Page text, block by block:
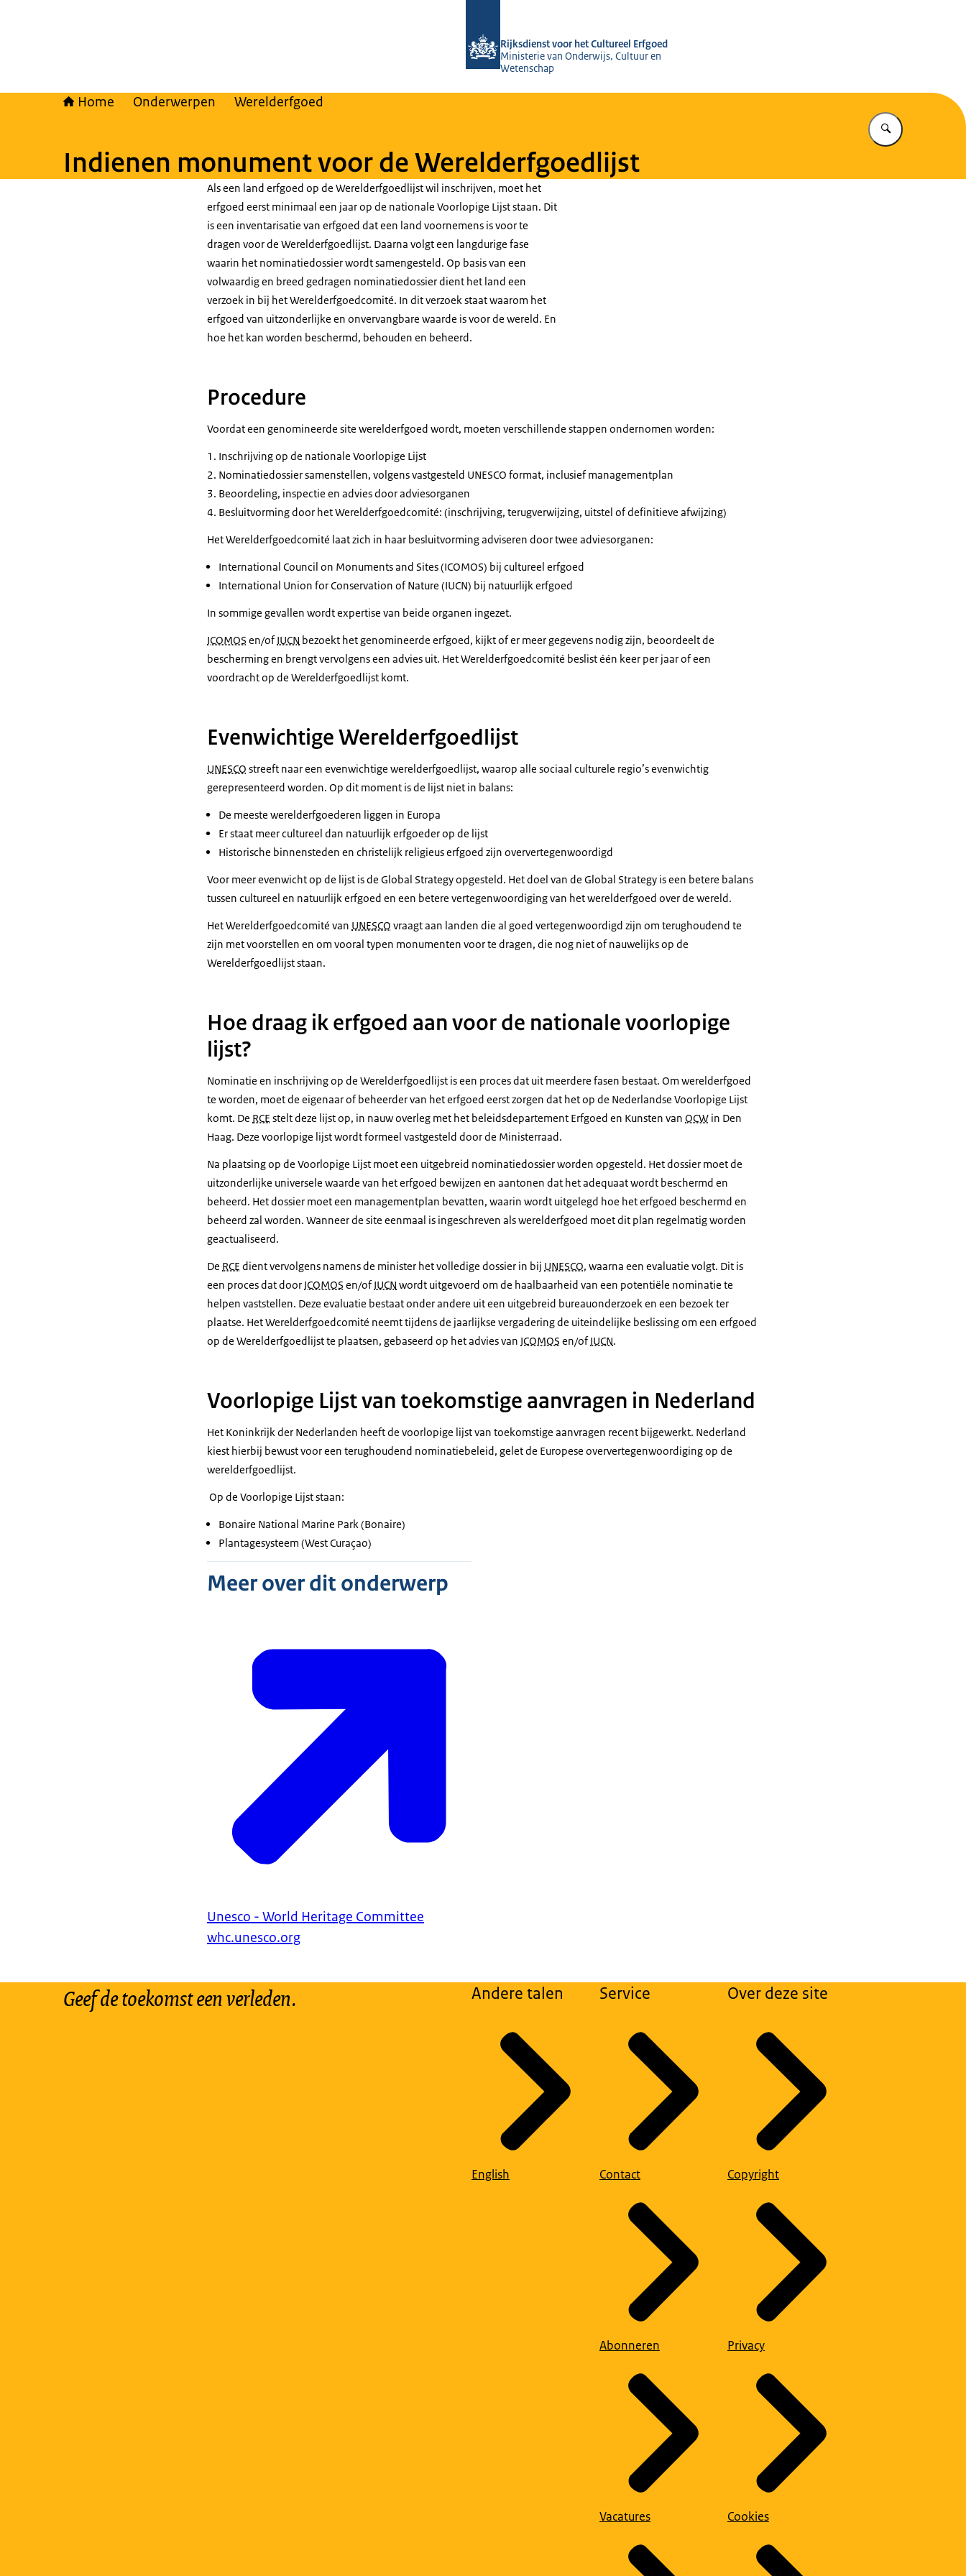
Rijksdienst voor het Cultureel Erfgoed
Ministerie van Onderwijs, Cultuur en
Wetenschap
Home Onderwerpen Werelderfgoed
Vul in wat u
Indienen monument voor de Werelderfgoedlijst
Als een land erfgoed op de Werelderfgoedlijst wil inschrijven, moet het
erfgoed eerst minimaal een jaar op de nationale Voorlopige Lijst staan. Dit
is een inventarisatie van erfgoed dat een land voornemens is voor te
dragen voor de Werelderfgoedlijst. Daarna volgt een langdurige fase
waarin het nominatiedossier wordt samengesteld. Op basis van een
volwaardig en breed gedragen nominatiedossier dient het land een
verzoek in bij het Werelderfgoedcomité. In dit verzoek staat waarom het
erfgoed van uitzonderlijke en onvervangbare waarde is voor de wereld. En
hoe het kan worden beschermd, behouden en beheerd.
Procedure
Voordat een genomineerde site werelderfgoed wordt, moeten verschillende stappen ondernomen worden:
Inschrijving op de nationale Voorlopige Lijst
Nominatiedossier samenstellen, volgens vastgesteld UNESCO format, inclusief managementplan
Beoordeling, inspectie en advies door adviesorganen
Besluitvorming door het Werelderfgoedcomité: (inschrijving, terugverwijzing, uitstel of definitieve afwijzing)
Het Werelderfgoedcomité laat zich in haar besluitvorming adviseren door twee adviesorganen:
International Council on Monuments and Sites(ICOMOS) bij cultureel erfgoed
International Union for Conservation of Nature (IUCN) bij natuurlijk erfgoed
In sommige gevallen wordt expertise van beide organen ingezet.
ICOMOS en/ofIUCN bezoekt het genomineerde erfgoed, kijkt of er meer gegevens nodig zijn, beoordeelt de
bescherming en brengt vervolgens een advies uit. Het Werelderfgoedcomité beslist één keer per jaar of een
voordracht op de Werelderfgoedlijst komt.
Evenwichtige Werelderfgoedlijst
UNESCO streeft naar een evenwichtige werelderfgoedlijst, waarop alle sociaal culturele regio’s evenwichtig
gerepresenteerd worden. Op dit moment is de lijst niet in balans:
De meeste werelderfgoederen liggen in Europa
Er staat meer cultureel dan natuurlijk erfgoeder op de lijst
Historische binnensteden en christelijk religieus erfgoed zijn oververtegenwoordigd
Voor meer evenwicht op de lijst is de Global Strategyopgesteld. Het doel van de Global Strategy is een betere balans
tussen cultureel en natuurlijk erfgoed en een betere vertegenwoordiging van het werelderfgoed over de wereld.
Het Werelderfgoedcomité van UNESCO vraagt aan landen die al goed vertegenwoordigd zijn om terughoudend te
zijn met voorstellen en om vooral typen monumenten voor te dragen, die nog niet of nauwelijks op de
Werelderfgoedlijst staan.
Hoe draag ik erfgoed aan voor de nationale voorlopige
lijst?
Nominatie en inschrijving op de Werelderfgoedlijst is een proces dat uit meerdere fasen bestaat. Om werelderfgoed
te worden, moet de eigenaar of beheerder van het erfgoed eerst zorgen dat het op de Nederlandse Voorlopige Lijst
komt. De RCE stelt deze lijst op, in nauw overleg met het beleidsdepartement Erfgoed en Kunsten van OCW in Den
Haag. Deze voorlopige lijst wordt formeel vastgesteld door de Ministerraad.
Na plaatsing op de Voorlopige Lijst moet een uitgebreid nominatiedossier worden opgesteld. Het dossier moet de
uitzonderlijke universele waarde van het erfgoed bewijzen en aantonen dat het adequaat wordt beschermd en
beheerd. Het dossier moet een managementplan bevatten, waarin wordt uitgelegd hoe het erfgoed beschermd en
beheerd zal worden. Wanneer de site eenmaal is ingeschreven als werelderfgoed moet dit plan regelmatig worden
geactualiseerd.
De RCE dient vervolgens namens de minister het volledige dossier in bij UNESCO, waarna een evaluatie volgt. Dit is
een proces dat door ICOMOS en/ofIUCN wordt uitgevoerd om de haalbaarheid van een potentiële nominatie te
helpen vaststellen. Deze evaluatie bestaat onder andere uit een uitgebreid bureauonderzoek en een bezoek ter
plaatse. Het Werelderfgoedcomité neemt tijdens de jaarlijkse vergadering de uiteindelijke beslissing om een erfgoed
op de Werelderfgoedlijst te plaatsen, gebaseerd op het advies van ICOMOS en/ofIUCN.
Voorlopige Lijst van toekomstige aanvragen in Nederland
Het Koninkrijk der Nederlanden heeft de voorlopige lijst van toekomstige aanvragen recent bijgewerkt. Nederland
kiest hierbij bewust voor een terughoudend nominatiebeleid, gelet de Europese oververtegenwoordiging op de
werelderfgoedlijst.
Op de Voorlopige Lijst staan:
Bonaire National Marine Park(Bonaire)
Plantagesysteem (West Curaçao)
Meer over dit onderwerp
Unesco - World Heritage Committee
whc.unesco.org
Geef de toekomst een verleden. Andere talen
English
Service
Contact
Abonneren
Vacatures
Over deze site
Copyright
Privacy
Cookies